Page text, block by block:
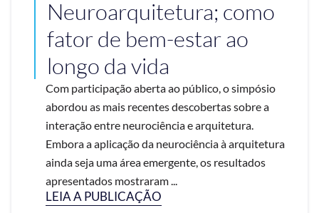
Neuroarquitetura; como
fator de bem-estar ao
longo da vida
Com participação aberta ao público, o simpósio
abordou as mais recentes descobertas sobre a
interação entre neurociência e arquitetura.
Embora a aplicação da neurociência à arquitetura
ainda seja uma área emergente, os resultados
apresentados mostraram ...
LEIA A PUBLICAÇÃO